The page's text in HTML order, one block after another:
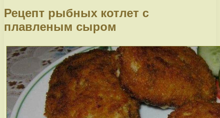
Рецепт рыбных котлет с
плавленым сыром